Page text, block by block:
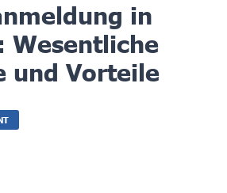
in
Wesentliche
und Vorteile